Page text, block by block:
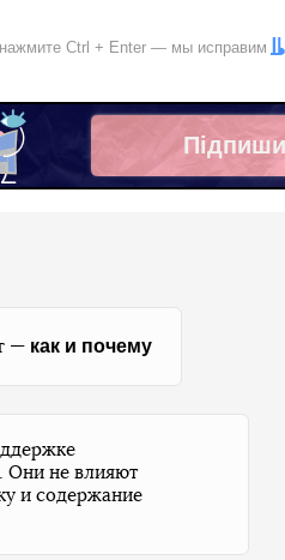
Ctrl + Enter — мы исправим
— как и почему
Они не влияют
и содержание